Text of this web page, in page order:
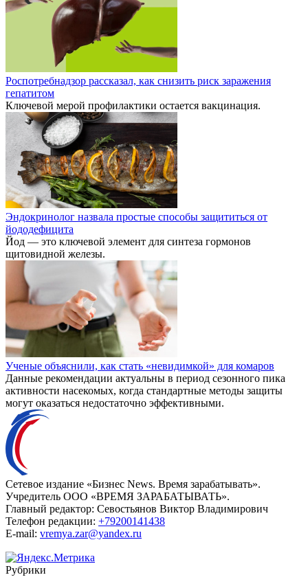
Роспотребнадзор рассказал, как снизить риск заражения
гепатитом
Ключевой мерой профилактики остается вакцинация.
Эндокринолог назвала простые способы защититься от
йододефицита
Йод — это ключевой элемент для синтеза гормонов
щитовидной железы.
Ученые объяснили, как стать «невидимкой» для комаров
Данные рекомендации актуальны в период сезонного пика
активности насекомых, когда стандартные методы защиты
могут оказаться недостаточно эффективными.
Сетевое издание «Бизнес News. Время зарабатывать».
Учредитель ООО «ВРЕМЯ ЗАРАБАТЫВАТЬ».
Главный редактор: Севостьянов Виктор Владимирович
Телефон редакции: +79200141438
E-mail: vremya.zar@yandex.ru
Рубрики